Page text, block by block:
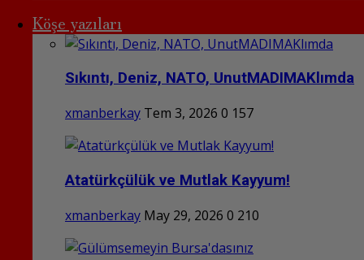
Köşe yazıları
Sıkıntı, Deniz, NATO, UnutMADIMAKlımda
xmanberkay Tem 3, 2026 0 157
Atatürkçülük ve Mutlak Kayyum!
xmanberkay May 29, 2026 0 210